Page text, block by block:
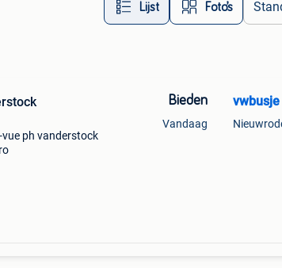
Lijst Foto’s
ph vanderstock
Bieden
Vandaag
vwbusje